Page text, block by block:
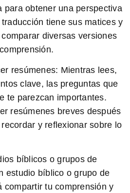
para obtener una perspectiva
tiene sus matices y
diversas versiones
resúmenes: Mientras lees,
clave, las preguntas que
te parezcan importantes.
resúmenes breves después
y reflexionar sobre lo
bíblicos o grupos de
estudio bíblico o grupo de
compartir tu comprensión y